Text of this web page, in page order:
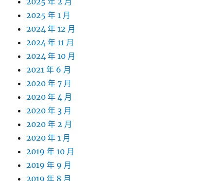
2025 年 1 月
2024 年 12 月
2024 年 11 月
2024 年 10 月
2021 年 6 月
2020 年 7 月
2020 年 4 月
2020 年 3 月
2020 年 2 月
2020 年 1 月
2019 年 10 月
2019 年 9 月
2019 年 8 月